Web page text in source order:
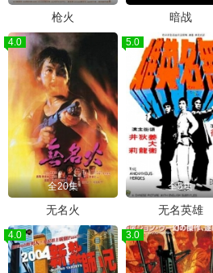
枪火 暗战
4.0
全20集
无名火
5.0
全5集
无名英雄
4.0 3.0